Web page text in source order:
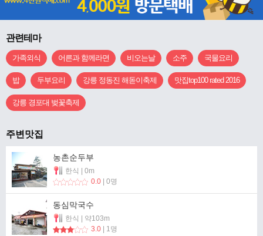
관련테마
가족외식 어른과 함께라면 비오는날 소주 국물요리
밥 두부요리 강릉 정동진 해돋이축제 맛집top100 rated 2016
강릉 경포대 벚꽃축제
주변맛집
농촌순두부
한식 | 0m
0.0 | 0명
동심막국수
한식 | 약103m
3.0 | 1명